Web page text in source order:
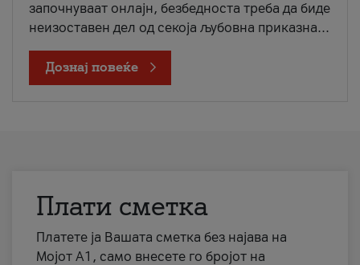
започнуваат онлајн, безбедноста треба да биде
неизоставен дел од секоја љубовна приказна...
Дознај повеќе
Плати сметка
Платете ја Вашата сметка без најава на
Мојот А1, само внесете го бројот на